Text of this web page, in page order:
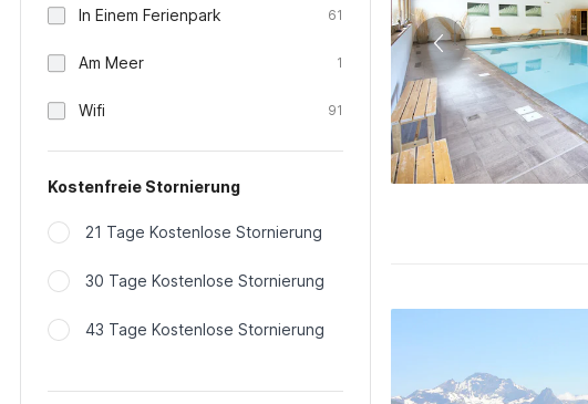
In Einem Ferienpark 61
Am Meer 1
Wifi 91
Kostenfreie Stornierung
21 Tage Kostenlose Stornierung
30 Tage Kostenlose Stornierung
43 Tage Kostenlose Stornierung